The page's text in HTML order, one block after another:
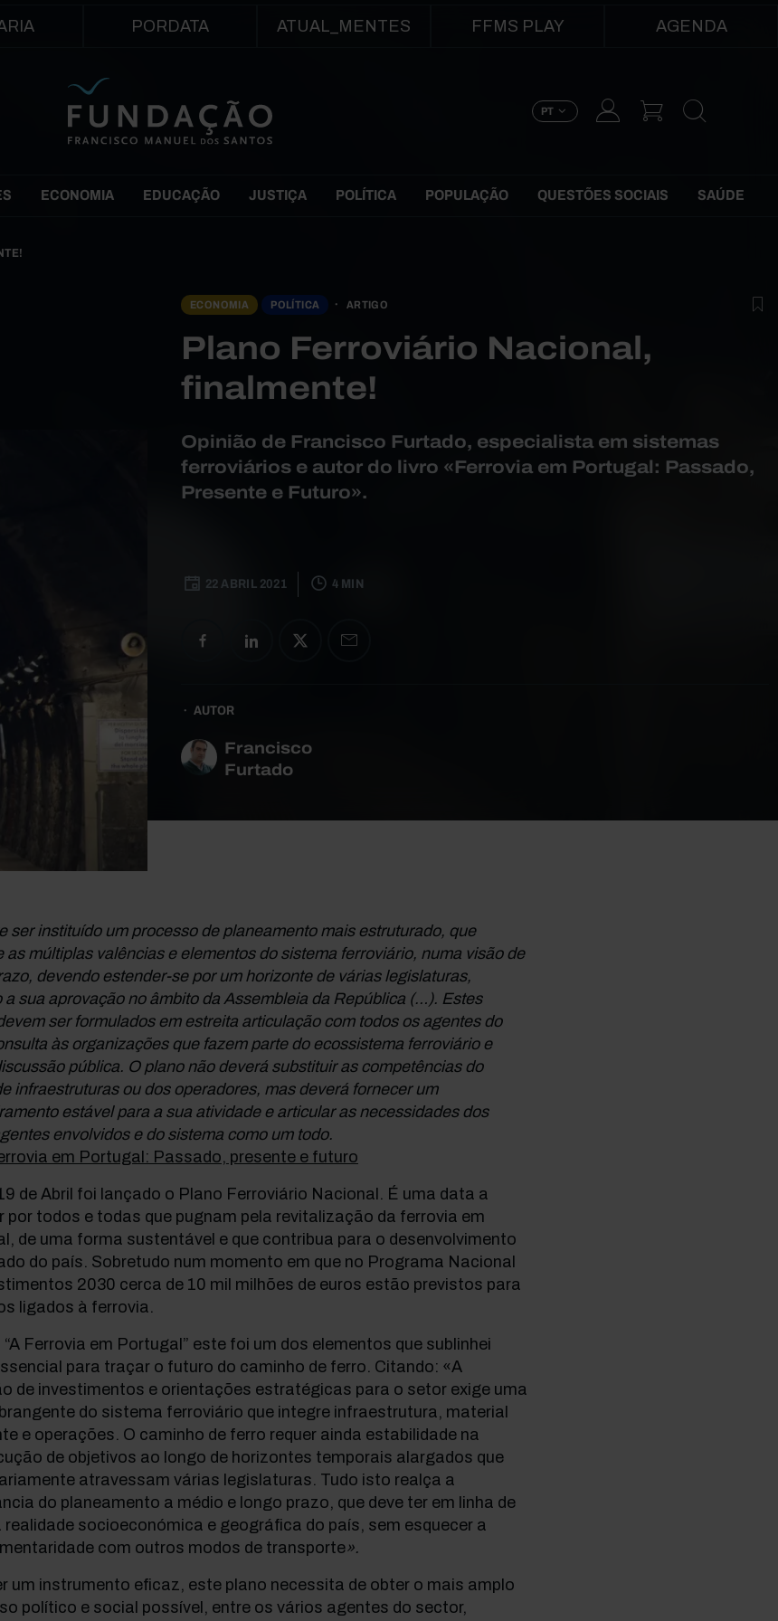
PORDATA ATUAL_MENTES FFMS PLAY AGENDA
PT
ECONOMIA EDUCAÇÃO JUSTIÇA POLÍTICA POPULAÇÃO QUESTÕES SOCIAIS SAÚDE
ECONOMIA POLÍTICA ARTIGO
Plano Ferroviário Nacional,
finalmente!
Opinião de Francisco Furtado, especialista em sistemas
ferroviários e autor do livro «Ferrovia em Portugal: Passado,
Presente e Futuro».
22 ABRIL 2021 4 MIN
AUTOR
Francisco
Furtado
ser instituído um processo de planeamento mais estruturado, que
as múltiplas valências e elementos do sistema ferroviário, numa visão de
devendo estender-se por um horizonte de várias legislaturas,
a sua aprovação no âmbito da Assembleia da República (…). Estes
ser formulados em estreita articulação com todos os agentes do
às organizações que fazem parte do ecossistema ferroviário e
pública. O plano não deverá substituir as competências do
infraestruturas ou dos operadores, mas deverá fornecer um
estável para a sua atividade e articular as necessidades dos
envolvidos e do sistema como um todo.
em Portugal: Passado, presente e futuro
de Abril foi lançado o Plano Ferroviário Nacional. É uma data a
por todos e todas que pugnam pela revitalização da ferrovia em
de uma forma sustentável e que contribua para o desenvolvimento
do país. Sobretudo num momento em que no Programa Nacional
2030 cerca de 10 mil milhões de euros estão previstos para
ligados à ferrovia.
“A Ferrovia em Portugal” este foi um dos elementos que sublinhei
para traçar o futuro do caminho de ferro. Citando: «A
de investimentos e orientações estratégicas para o setor exige uma
do sistema ferroviário que integre infraestrutura, material
e operações. O caminho de ferro requer ainda estabilidade na
de objetivos ao longo de horizontes temporais alargados que
atravessam várias legislaturas. Tudo isto realça a
do planeamento a médio e longo prazo, que deve ter em linha de
realidade socioeconómica e geográfica do país, sem esquecer a
com outros modos de transporte».
um instrumento eficaz, este plano necessita de obter o mais amplo
político e social possível, entre os vários agentes do sector,